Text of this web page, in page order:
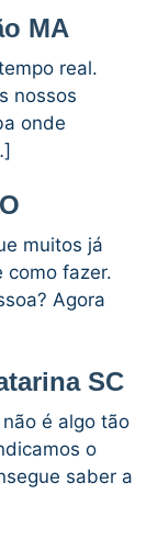
MA
real.
nossos
onde
muitos já
como fazer.
Agora
SC
é algo tão
o
saber a